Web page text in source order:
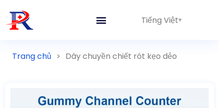
Tiếng Việt
Trang chủ > Dây chuyền chiết rót kẹo dẻo